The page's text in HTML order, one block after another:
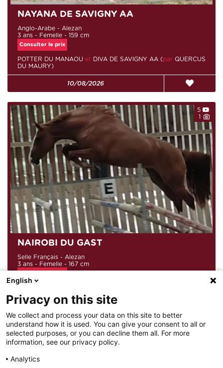
NAYANA DE SAVIGNY AA
Anglo-Arabe - Alezan
3 ans - Femelle - 159 cm
Consulter le prix
POTTER DU MANAOU et DIVA DE SAVIGNY AA (par QUERCUS
DU MAURY)
10/08/2026
5
1
NAIROBI DU GAST
Selle Français - Alezan
3 ans - Femelle - 167 cm
10/08/2026
1 2 3 4 5 6
English
Privacy on this site
We collect and process your data on this site to better
understand how it is used. You can give your consent to all or
selected purposes, or you can decline them all. For more
information, see our privacy policy.
Analytics